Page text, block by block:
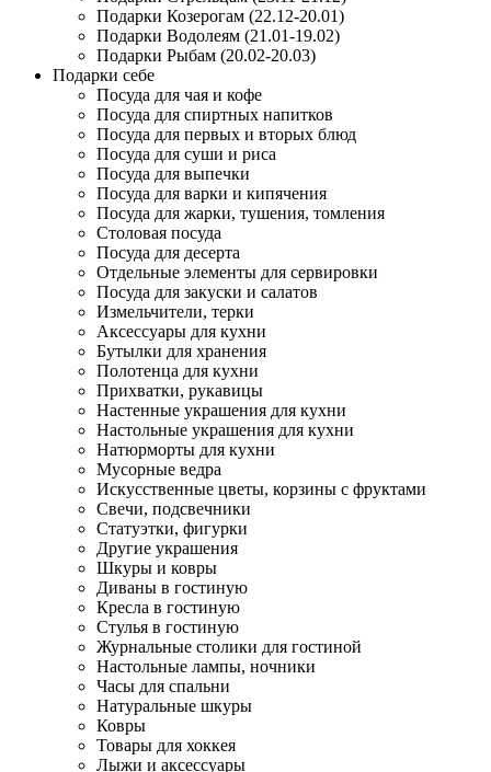
Подарки Козерогам (22.12-20.01)
Подарки Водолеям (21.01-19.02)
Подарки Рыбам (20.02-20.03)
Подарки себе
Посуда для чая и кофе
Посуда для спиртных напитков
Посуда для первых и вторых блюд
Посуда для суши и риса
Посуда для выпечки
Посуда для варки и кипячения
Посуда для жарки, тушения, томления
Столовая посуда
Посуда для десерта
Отдельные элементы для сервировки
Посуда для закуски и салатов
Измельчители, терки
Аксессуары для кухни
Бутылки для хранения
Полотенца для кухни
Прихватки, рукавицы
Настенные украшения для кухни
Настольные украшения для кухни
Натюрморты для кухни
Мусорные ведра
Искусственные цветы, корзины с фруктами
Свечи, подсвечники
Статуэтки, фигурки
Другие украшения
Шкуры и ковры
Диваны в гостиную
Кресла в гостиную
Стулья в гостиную
Журнальные столики для гостиной
Настольные лампы, ночники
Часы для спальни
Натуральные шкуры
Ковры
Товары для хоккея
Лыжи и аксессуары